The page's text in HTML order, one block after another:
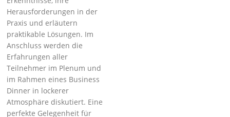
Herausforderungen in der
Praxis und erläutern
praktikable Lösungen. Im
Anschluss werden die
Erfahrungen aller
Teilnehmer im Plenum und
im Rahmen eines Business
Dinner in lockerer
Atmosphäre diskutiert. Eine
perfekte Gelegenheit für